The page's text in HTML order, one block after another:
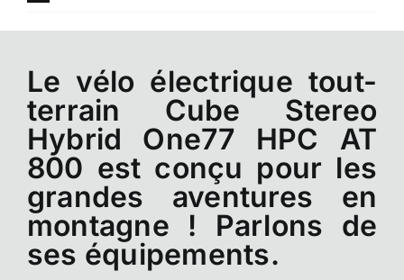
Le vélo électrique tout-
terrain Cube Stereo
Hybrid One77 HPC AT
800 est conçu pour les
grandes aventures en
montagne ! Parlons de
ses équipements.